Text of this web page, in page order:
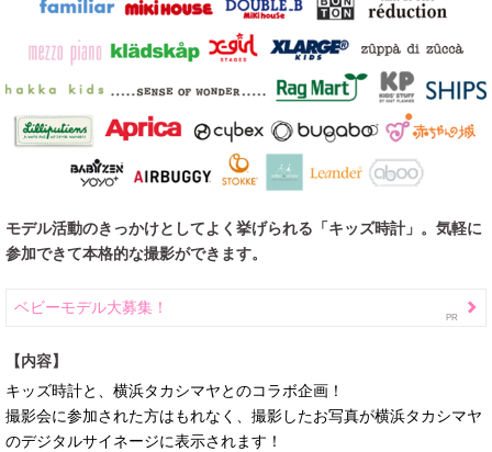
モデル活動のきっかけとしてよく挙げられる「キッズ時計」。気軽に
参加できて本格的な撮影ができます。
ベビーモデル大募集！
【内容】
キッズ時計と、横浜タカシマヤとのコラボ企画！
撮影会に参加された方はもれなく、撮影したお写真が横浜タカシマヤ
のデジタルサイネージに表示されます！